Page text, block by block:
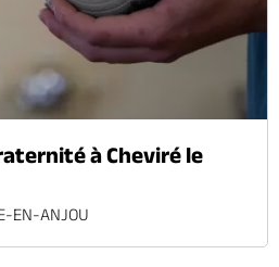
à Cheviré le
EN-ANJOU